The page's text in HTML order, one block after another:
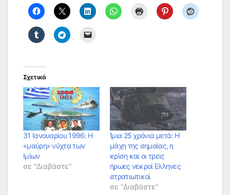
Σχετικά
31 Ιανουαρίου 1996: Η
«μαύρη» νύχτα των
Ιμίων
σε "Διαβάστε"
Ίμια 25 χρόνια μετά: Η
μάχη της σημαίας, η
κρίση και οι τρεις
ήρωες νεκροί Ελληνες
στρατιωτικοί
σε "Διαβάστε"